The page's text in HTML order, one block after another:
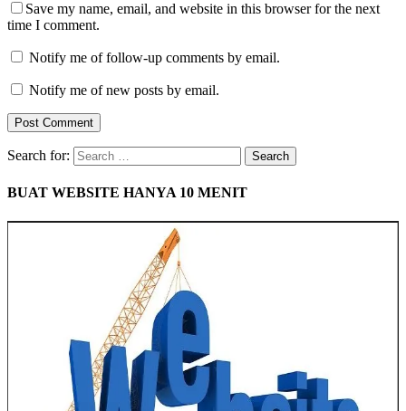
Save my name, email, and website in this browser for the next
time I comment.
Notify me of follow-up comments by email.
Notify me of new posts by email.
Search for:
BUAT WEBSITE HANYA 10 MENIT